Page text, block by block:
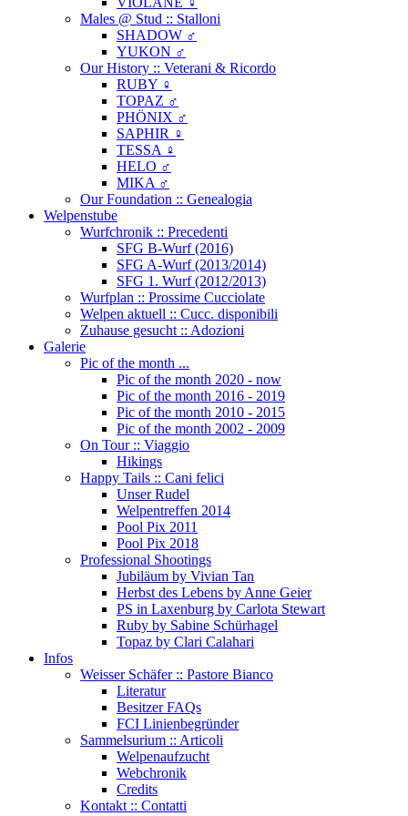
Males @ Stud :: Stalloni
SHADOW ♂
YUKON ♂
Our History :: Veterani & Ricordo
RUBY ♀
TOPAZ ♂
PHÖNIX ♂
SAPHIR ♀
TESSA ♀
HELO ♂
MIKA ♂
Our Foundation :: Genealogia
Welpenstube
Wurfchronik :: Precedenti
SFG B-Wurf (2016)
SFG A-Wurf (2013/2014)
SFG 1. Wurf (2012/2013)
Wurfplan :: Prossime Cucciolate
Welpen aktuell :: Cucc. disponibili
Zuhause gesucht :: Adozioni
Galerie
Pic of the month ...
Pic of the month 2020 - now
Pic of the month 2016 - 2019
Pic of the month 2010 - 2015
Pic of the month 2002 - 2009
On Tour :: Viaggio
Hikings
Happy Tails :: Cani felici
Unser Rudel
Welpentreffen 2014
Pool Pix 2011
Pool Pix 2018
Professional Shootings
Jubiläum by Vivian Tan
Herbst des Lebens by Anne Geier
PS in Laxenburg by Carlota Stewart
Ruby by Sabine Schürhagel
Topaz by Clari Calahari
Infos
Weisser Schäfer :: Pastore Bianco
Literatur
Besitzer FAQs
FCI Linienbegründer
Sammelsurium :: Articoli
Welpenaufzucht
Webchronik
Credits
Kontakt :: Contatti